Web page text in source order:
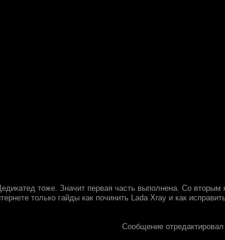
тоже. Значит первая часть выполнена. Со
только гайды как починить Lada Xray и как
Сообщение отредактировал